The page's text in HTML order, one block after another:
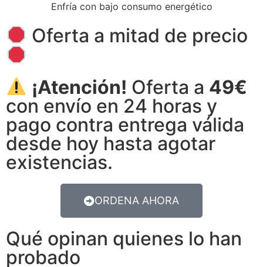
Enfría con bajo consumo energético
Oferta a mitad de precio
¡Atención! Oferta a 49€
con envío en 24 horas y
pago contra entrega válida
desde hoy hasta agotar
existencias.
ORDENA AHORA
Qué opinan quienes lo han
probado